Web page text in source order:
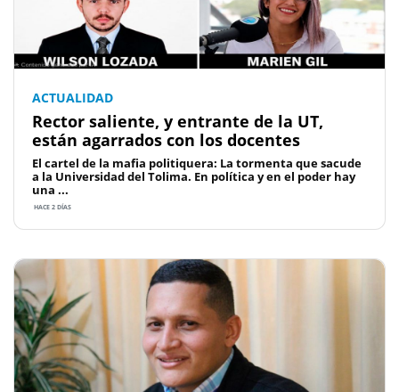
ACTUALIDAD
Rector saliente, y entrante de la UT,
están agarrados con los docentes
El cartel de la mafia politiquera: La tormenta que sacude
a la Universidad del Tolima. En política y en el poder hay
una ...
HACE 2 DÍAS